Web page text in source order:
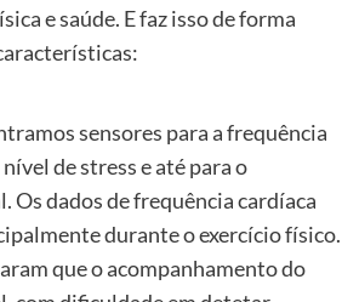
e saúde. E faz isso de forma
sensores para a frequência
de stress e até para o
dados de frequência cardíaca
durante o exercício físico.
que o acompanhamento do